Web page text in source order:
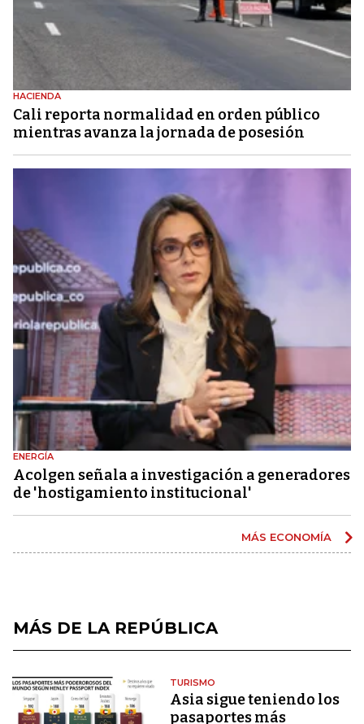
HACIENDA
Cali reporta normalidad en orden público
mientras avanza la jornada de posesión
ENERGÍA
Acolgen señala a investigación a generadores
de 'hostigamiento institucional'
MÁS ECONOMÍA
MÁS DE LA REPÚBLICA
TURISMO
Asia sigue teniendo los
pasaportes más